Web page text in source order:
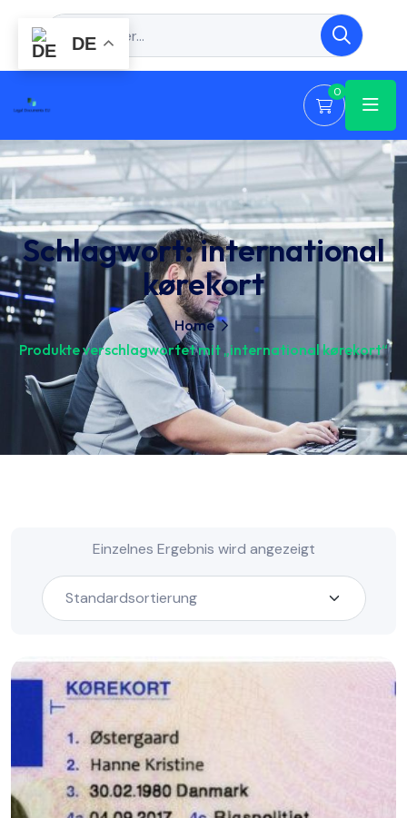
0
Schlagwort:international
kørekort
Home
Produkte verschlagwortet mit „international kørekort“
Einzelnes Ergebnis wird angezeigt
DE